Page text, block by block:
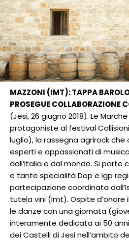
MAZZONI (IMT): TAPPA
PROSEGUE COLLABORAZIONE
(Jesi, 26 giugno 2018). Le
protagoniste al festival
luglio), la rassegna agrirock che
esperti e appassionati di
dall’Italia e dal mondo. Si parte
e tante specialità Dop e Igp
partecipazione coordinata
tutela vini (Imt). Ospite d’onore
le danze con una giornata
interamente dedicata ai 50
dei Castelli di Jesi nell’ambito